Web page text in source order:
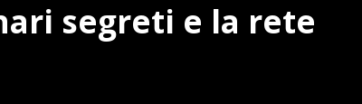
segreti e la rete